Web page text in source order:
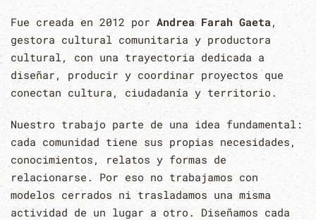
Fue creada en 2012 por Andrea Farah Gaeta,
gestora cultural comunitaria y productora
cultural, con una trayectoria dedicada a
diseñar, producir y coordinar proyectos que
conectan cultura, ciudadanía y territorio.
Nuestro trabajo parte de una idea fundamental:
cada comunidad tiene sus propias necesidades,
conocimientos, relatos y formas de
relacionarse. Por eso no trabajamos con
modelos cerrados ni trasladamos una misma
actividad de un lugar a otro. Diseñamos cada